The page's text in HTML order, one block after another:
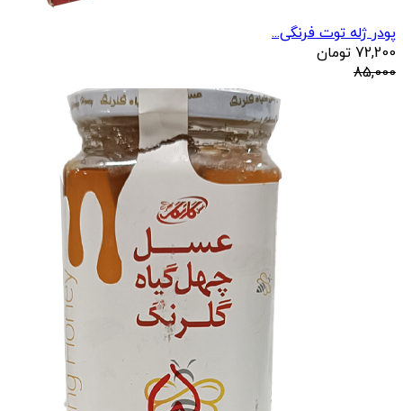
پودر ژله توت فرنگی...
72,200 تومان
85,000